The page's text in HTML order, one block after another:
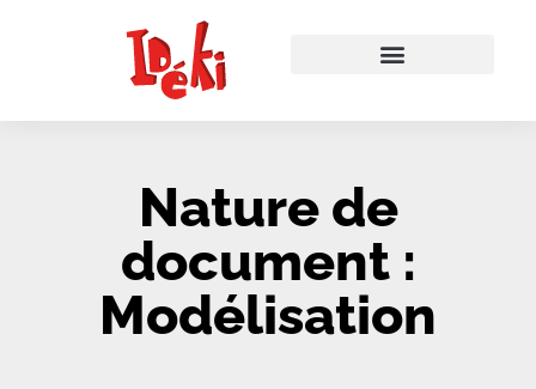
Nature de
document :
Modélisation